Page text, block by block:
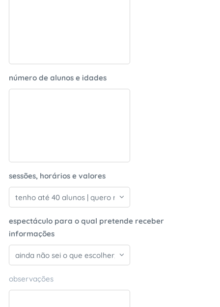
número de alunos e idades
sessões, horários e valores
espectáculo para o qual pretende receber
informações
observações